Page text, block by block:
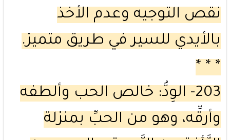
نقص التوجيه وعدم الأخذ
بالأيدي للسير في طريق متميز.
* * *
203- الوِدُّ: خالص الحب وألطفه
وأرقِّه، وهو من الحبِّ بمنزلة